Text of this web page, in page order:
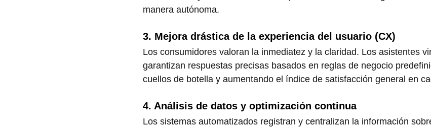
manera autónoma.
3. Mejora drástica de la experiencia del usuario (CX)
Los consumidores valoran la inmediatez y la claridad. Los asistentes
garantizan respuestas precisas basados en reglas de negocio
cuellos de botella y aumentando el índice de satisfacción general en
4. Análisis de datos y optimización continua
Los sistemas automatizados registran y centralizan la información